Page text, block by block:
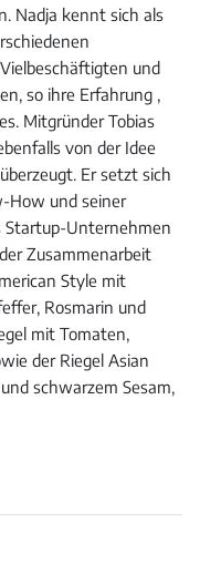
Nadja kennt sich als
und
so ihre Erfahrung ,
Mitgründer Tobias
von der Idee
Er setzt sich
How und seiner
Startup-Unternehmen
Zusammenarbeit
Style mit
Rosmarin und
mit Tomaten,
der Riegel Asian
schwarzem Sesam,